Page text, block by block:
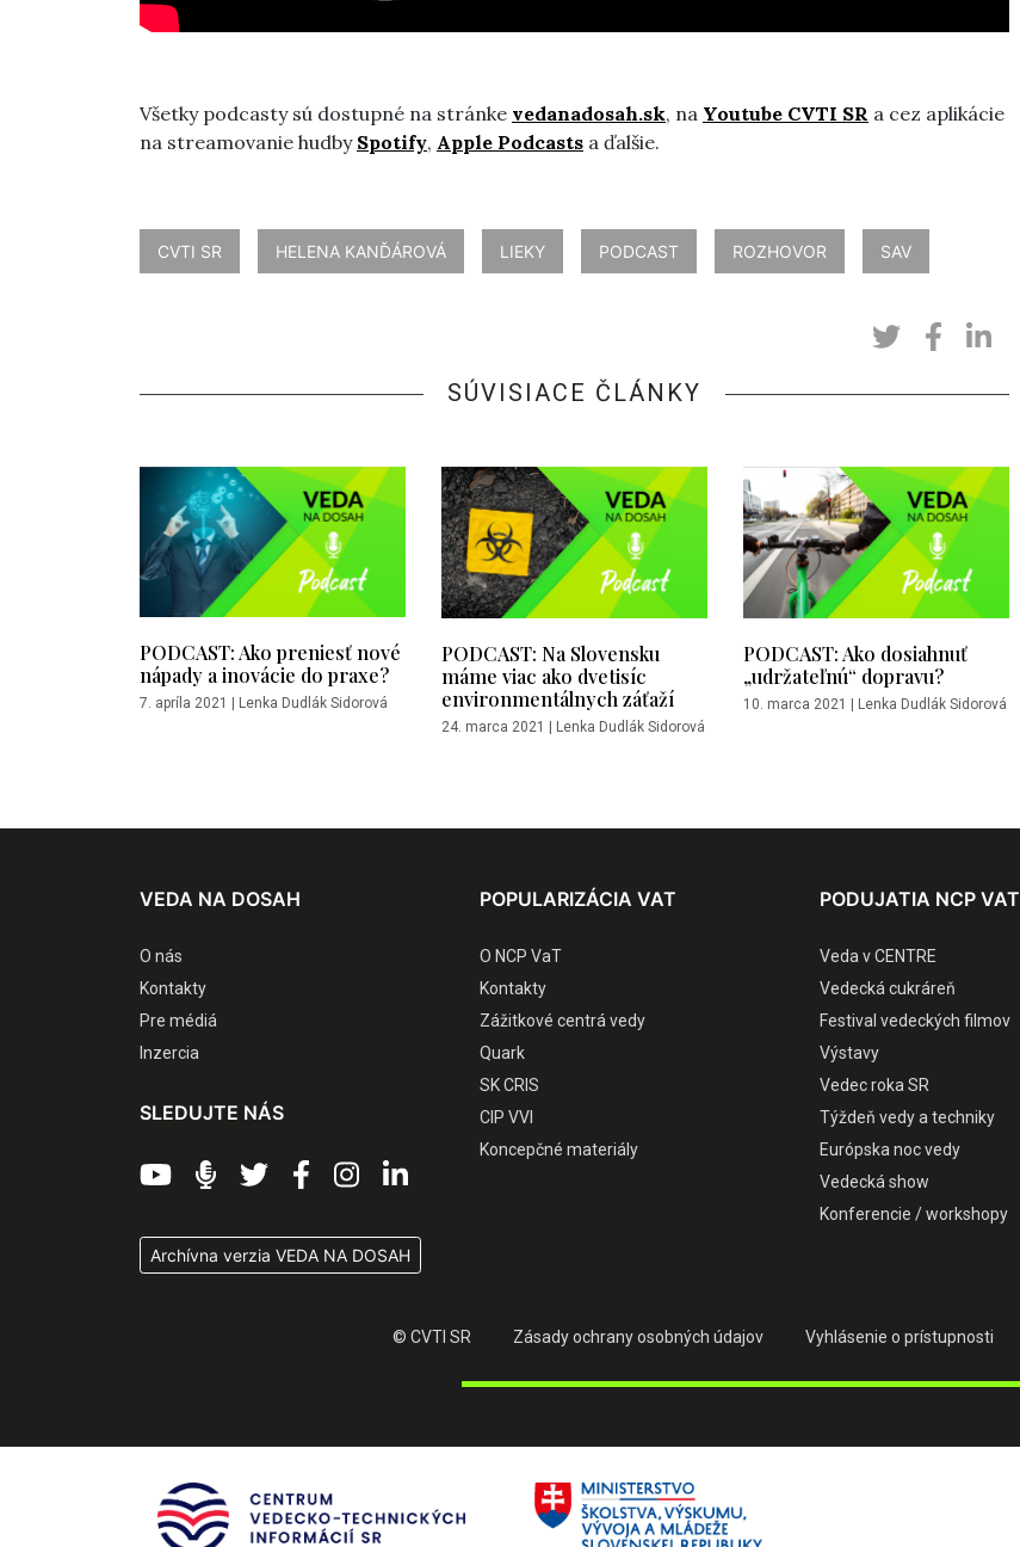
Všetky podcasty sú dostupné na stránke vedanadosah.sk, na Youtube CVTI SR a cez aplikácie
na streamovanie hudby Spotify, Apple Podcasts a ďalšie.
CVTI SR HELENA KANĎÁROVÁ LIEKY PODCAST ROZHOVOR SAV
SÚVISIACE ČLÁNKY
PODCAST: Ako preniesť nové
nápady a inovácie do praxe?
7. apríla 2021 | Lenka Dudlák Sidorová
PODCAST: Na Slovensku
máme viac ako dvetisíc
environmentálnych záťaží
24. marca 2021 | Lenka Dudlák Sidorová
PODCAST: Ako dosiahnuť
„udržateľnú“ dopravu?
10. marca 2021 | Lenka Dudlák Sidorová
VEDA NA DOSAH
O nás
Kontakty
Pre médiá
Inzercia
SLEDUJTE NÁS
Archívna verzia VEDA NA DOSAH
POPULARIZÁCIA VAT
O NCP VaT
Kontakty
Zážitkové centrá vedy
Quark
SK CRIS
CIP VVI
Koncepčné materiály
PODUJATIA NCP VAT
Veda v CENTRE
Vedecká cukráreň
Festival vedeckých filmov
Výstavy
Vedec roka SR
Týždeň vedy a techniky
Európska noc vedy
Vedecká show
Konferencie / workshopy
© CVTI SR Zásady ochrany osobných údajov Vyhlásenie o prístupnosti